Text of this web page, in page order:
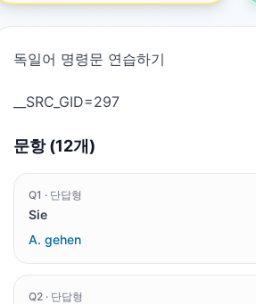
독일어 명령문 연습하기
문항 (12개)
Q1 · 단답형
Sie
A. gehen
Q2 · 단답형